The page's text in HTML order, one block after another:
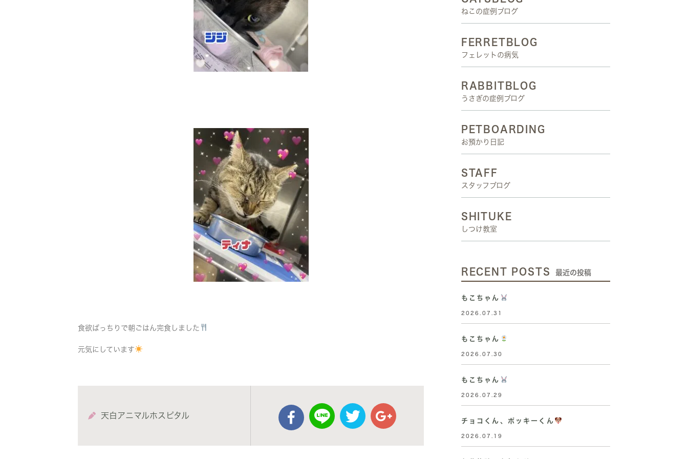
食欲ばっちりで朝ごはん完食しました
元気にしています
天白アニマルホスピタル
ねこの症例ブログ
FERRETBLOG
フェレットの病気
RABBITBLOG
うさぎの症例ブログ
PETBOARDING
お預かり日記
STAFF
スタッフブログ
SHITUKE
しつけ教室
RECENT POSTS 最近の投稿
もこちゃん
2026.07.31
もこちゃん
2026.07.30
もこちゃん
2026.07.29
チョコくん、ポッキーくん
2026.07.19